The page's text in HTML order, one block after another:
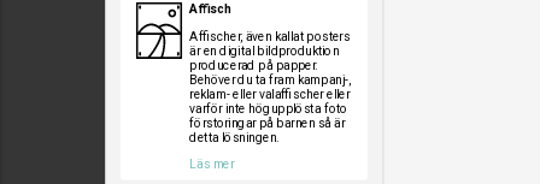
Affisch
Affischer, även kallat posters
är en digital bildproduktion
producerad på papper.
Behöver du ta fram kampanj-,
reklam- eller valaffischer eller
varför inte högupplösta foto
förstoringar på barnen så är
detta lösningen.
Läs mer